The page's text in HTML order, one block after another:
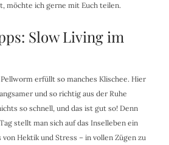
möchte ich gerne mit Euch teilen.
Slow Living im
erfüllt so manches Klischee. Hier
und so richtig aus der Ruhe
so schnell, und das ist gut so! Denn
stellt man sich auf das Inselleben ein
Hektik und Stress – in vollen Zügen zu